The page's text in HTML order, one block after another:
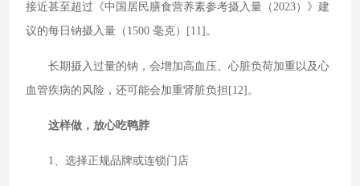
接近甚至超过《中国居民膳食营养素参考摄入量（2023）》建
议的每日钠摄入量（1500 毫克）[11]。
长期摄入过量的钠，会增加高血压、心脏负荷加重以及心
血管疾病的风险，还可能会加重肾脏负担[12]。
这样做，放心吃鸭脖
1、选择正规品牌或连锁门店